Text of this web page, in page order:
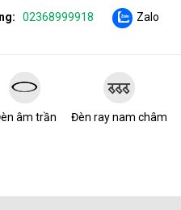
02368999918 Zalo
âm trần Đèn ray nam châm